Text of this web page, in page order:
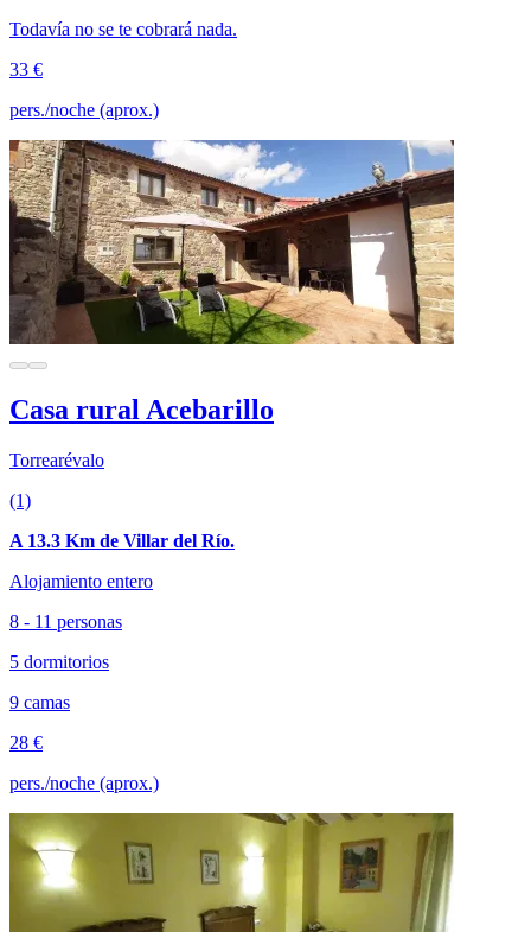
Todavía no se te cobrará nada.
33 €
pers./noche (aprox.)
Casa rural Acebarillo
Torrearévalo
(1)
A 13.3 Km de Villar del Río.
Alojamiento entero
8 - 11 personas
5 dormitorios
9 camas
28 €
pers./noche (aprox.)